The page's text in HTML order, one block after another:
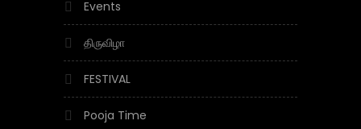
Events
திருவிழா
FESTIVAL
Pooja Time